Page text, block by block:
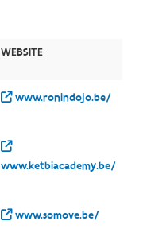
WEBSITE
www.ronindojo.be/
www.ketbiacademy.be/
www.somove.be/